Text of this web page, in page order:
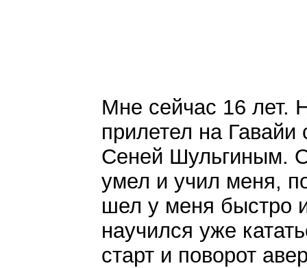
Мне сейчас 16 лет.
прилетел на
Сеней Шульгиным.
умел и учил меня,
шел у меня быстро
научился уже
старт и поворот